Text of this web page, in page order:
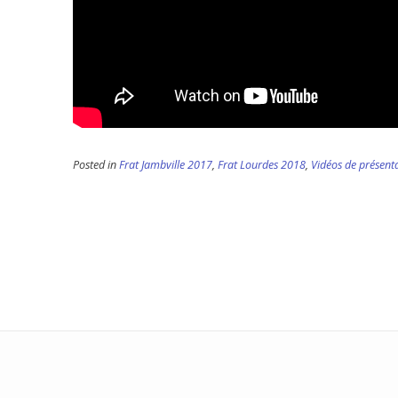
Posted inFrat Jambville 2017, Frat Lourdes 2018, Vidéos de